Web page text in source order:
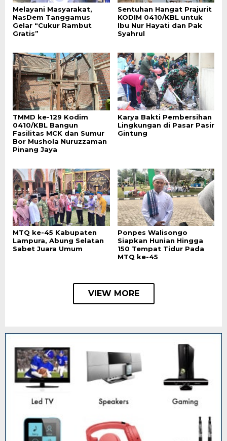
Melayani Masyarakat,
NasDem Tanggamus
Gelar “Cukur Rambut
Gratis”
Sentuhan Hangat Prajurit
KODIM 0410/KBL untuk
Ibu Nur Hayati dan Pak
Syahrul
TMMD ke-129 Kodim
0410/KBL Bangun
Fasilitas MCK dan Sumur
Bor Mushola Nuruzzaman
Pinang Jaya
Karya Bakti Pembersihan
Lingkungan di Pasar Pasir
Gintung
MTQ ke-45 Kabupaten
Lampura, Abung Selatan
Sabet Juara Umum
Ponpes Walisongo
Siapkan Hunian Hingga
150 Tempat Tidur Pada
MTQ ke-45
VIEW MORE